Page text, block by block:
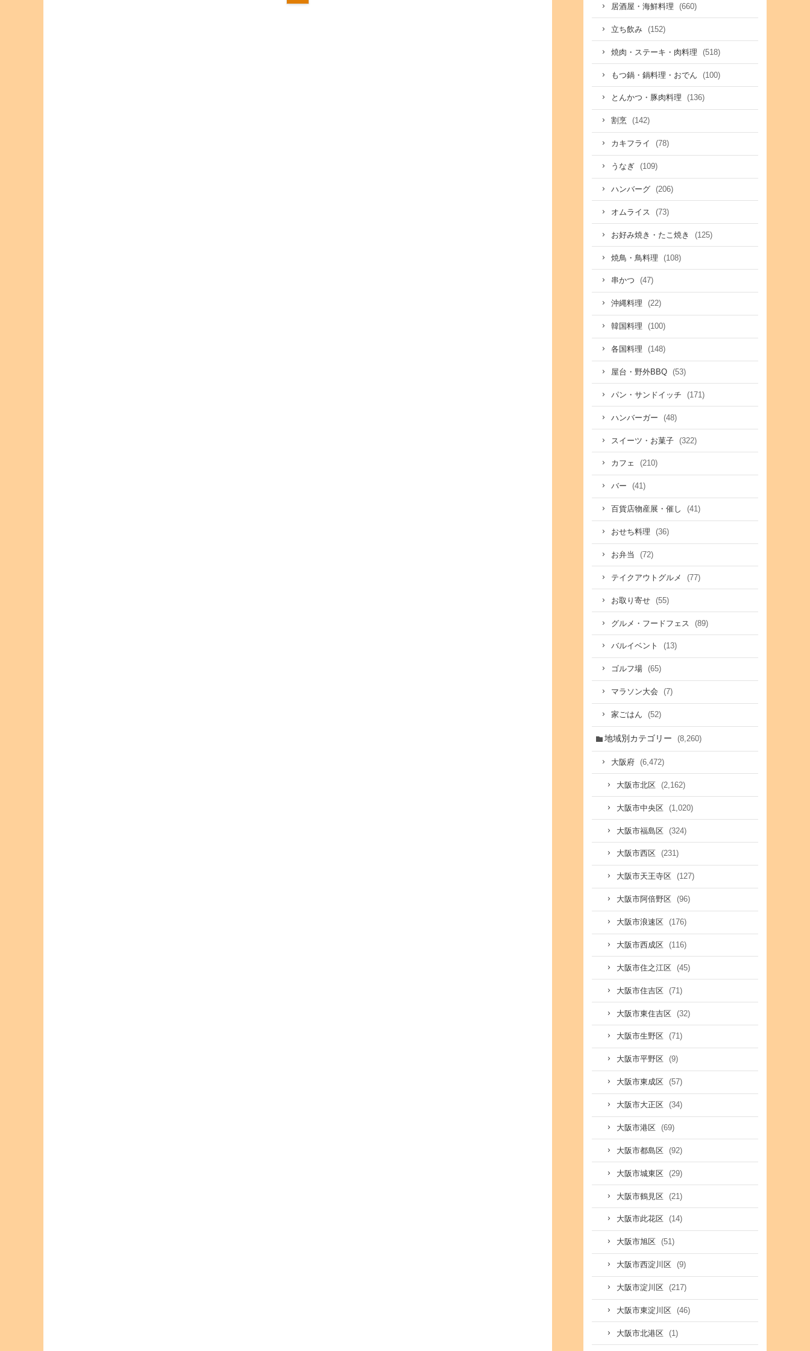
居酒屋・海鮮料理 (660)
立ち飲み (152)
焼肉・ステーキ・肉料理 (518)
もつ鍋・鍋料理・おでん (100)
とんかつ・豚肉料理 (136)
割烹 (142)
カキフライ (78)
うなぎ (109)
ハンバーグ (206)
オムライス (73)
お好み焼き・たこ焼き (125)
焼鳥・鳥料理 (108)
串かつ (47)
沖縄料理 (22)
韓国料理 (100)
各国料理 (148)
屋台・野外BBQ (53)
パン・サンドイッチ (171)
ハンバーガー (48)
スイーツ・お菓子 (322)
カフェ (210)
バー (41)
百貨店物産展・催し (41)
おせち料理 (36)
お弁当 (72)
テイクアウトグルメ (77)
お取り寄せ (55)
グルメ・フードフェス (89)
バルイベント (13)
ゴルフ場 (65)
マラソン大会 (7)
家ごはん (52)
地域別カテゴリー (8,260)
大阪府 (6,472)
大阪市北区 (2,162)
大阪市中央区 (1,020)
大阪市福島区 (324)
大阪市西区 (231)
大阪市天王寺区 (127)
大阪市阿倍野区 (96)
大阪市浪速区 (176)
大阪市西成区 (116)
大阪市住之江区 (45)
大阪市住吉区 (71)
大阪市東住吉区 (32)
大阪市生野区 (71)
大阪市平野区 (9)
大阪市東成区 (57)
大阪市大正区 (34)
大阪市港区 (69)
大阪市都島区 (92)
大阪市城東区 (29)
大阪市鶴見区 (21)
大阪市此花区 (14)
大阪市旭区 (51)
大阪市西淀川区 (9)
大阪市淀川区 (217)
大阪市東淀川区 (46)
大阪市北港区 (1)